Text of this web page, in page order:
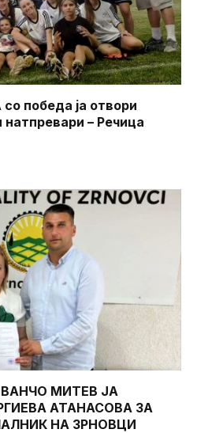
победа ја отвори
натпревари – Речица
МИТЕВ ЈА
АТАНАСОВА ЗА
НА ЗРНОВЦИ